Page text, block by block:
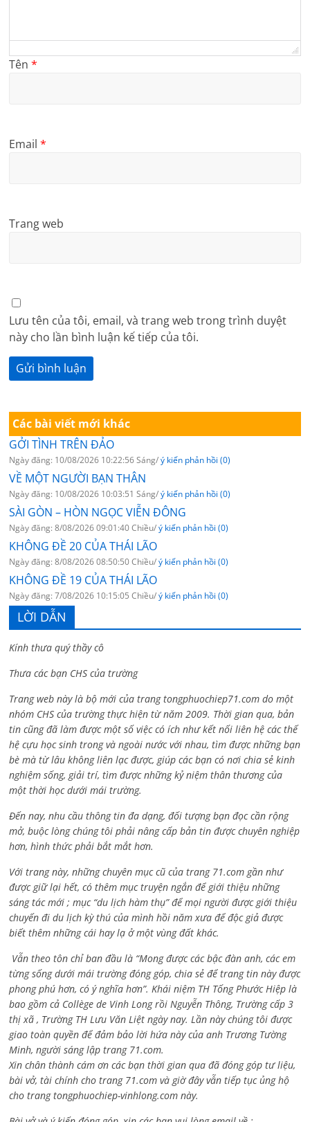
Tên*
Email*
Trang web
Lưu tên của tôi, email, và trang web trong trình duyệt
này cho lần bình luận kế tiếp của tôi.
Các bài viết mới khác
GỞI TÌNH TRÊN ĐẢO
Ngày đăng: 10/08/2026 10:22:56 Sáng/ý kiến phản hồi (0)
VỀ MỘT NGƯỜI BẠN THÂN
Ngày đăng: 10/08/2026 10:03:51 Sáng/ý kiến phản hồi (0)
SÀI GÒN – HÒN NGỌC VIỄN ĐÔNG
Ngày đăng: 8/08/2026 09:01:40 Chiều/ý kiến phản hồi (0)
KHÔNG ĐỀ 20 CỦA THÁI LÃO
Ngày đăng: 8/08/2026 08:50:50 Chiều/ý kiến phản hồi (0)
KHÔNG ĐỀ 19 CỦA THÁI LÃO
Ngày đăng: 7/08/2026 10:15:05 Chiều/ý kiến phản hồi (0)
LỜI DẪN
Kính thưa quý thầy cô
Thưa các bạn CHS của trường
Trang web này là bộ mới của trang tongphuochiep71.com do một
nhóm CHS của trường thực hiện từ năm 2009. Thời gian qua, bản
tin cũng đã làm được một số việc có ích như kết nối liên hệ các thế
hệ cựu học sinh trong và ngoài nước với nhau, tìm được những bạn
bè mà từ lâu không liên lạc được, giúp các bạn có nơi chia sẻ kinh
nghiệm sống, giải trí, tìm được những kỷ niệm thân thương của
một thời học dưới mái trường.
Đến nay, nhu cầu thông tin đa dạng, đối tượng bạn đọc cần rộng
mở, buộc lòng chúng tôi phải nâng cấp bản tin được chuyên nghiệp
hơn, hình thức phải bắt mắt hơn.
Với trang này, những chuyên mục cũ của trang 71.com gần như
được giữ lại hết, có thêm mục truyện ngắn để giới thiệu những
sáng tác mới ; mục “du lịch hàm thụ” để mọi người được giới thiệu
chuyến đi du lịch kỳ thú của mình hồi năm xưa để độc giả được
biết thêm những cái hay lạ ở một vùng đất khác.
Vẫn theo tôn chỉ ban đầu là “Mong được các bậc đàn anh, các em
từng sống dưới mái trường đóng góp, chia sẻ để trang tin này được
phong phú hơn, có ý nghĩa hơn”. Khái niệm TH Tống Phước Hiệp là
bao gồm cả Collège de Vinh Long rồi Nguyễn Thông, Trường cấp 3
thị xã , Trường TH Lưu Văn Liệt ngày nay. Lần này chúng tôi được
giao toàn quyền để đảm bảo lời hứa này của anh Trương Tường
Minh, người sáng lập trang 71.com.
Xin chân thành cám ơn các bạn thời gian qua đã đóng góp tư liệu,
bài vở, tài chính cho trang 71.com và giờ đây vẫn tiếp tục ủng hộ
cho trang tongphuochiep-vinhlong.com này.